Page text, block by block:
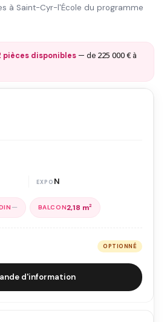
à Saint-Cyr-l'École du programme
pièces disponibles — de 225 000 € à
N
— 2,18 m2
OPTIONNÉ
d'information